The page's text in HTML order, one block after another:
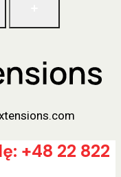
+48 22 822